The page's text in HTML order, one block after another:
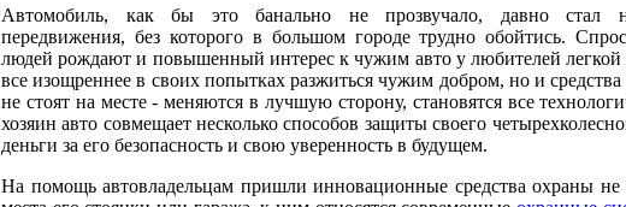
Автомобиль, как бы это банально не прозвучало, давно стал
передвижения, без которого в большом городе трудно обойтись.
людей рождают и повышенный интерес к чужим авто у любителей
все изощреннее в своих попытках разжиться чужим добром, но и
не стоят на месте - меняются в лучшую сторону, становятся все
хозяин авто совмещает несколько способов защиты своего
деньги за его безопасность и свою уверенность в будущем.
На помощь автовладельцам пришли инновационные средства охраны не